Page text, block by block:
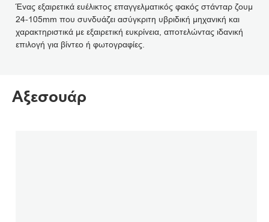
Ένας εξαιρετικά ευέλικτος επαγγελματικός φακός στάνταρ ζουμ
24-105mm που συνδυάζει ασύγκριτη υβριδική μηχανική και
χαρακτηριστικά με εξαιρετική ευκρίνεια, αποτελώντας ιδανική
επιλογή για βίντεο ή φωτογραφίες.
Αξεσουάρ